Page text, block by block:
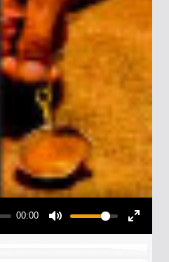
00:00